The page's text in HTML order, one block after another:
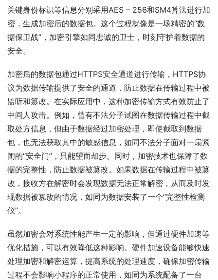
关键身份标识等信息分别采用AES – 256和SM4算法进行加
密，生成加密后的数据包。这个过程就像是一场精密的“数
据保卫战”，加密引擎如同忠诚的卫士，时刻守护着数据的
安全。
加密后的数据包通过HTTPS安全通道进行传输，HTTPS协
议为数据传输提供了安全的通道，防止数据在传输过程中被
监听和篡改。在实际应用中，这种加密传输方式有效防止了
中间人攻击。例如，曾有不法分子试图在数据传输过程中截
取处方信息，但由于数据经过加密处理，即使截取到数据
包，也无法获取其中的敏感信息，如同不法分子面对一扇紧
闭的“安全门”，只能望而却步。同时，加密技术也保障了数
据的完整性，防止数据被篡改。如果数据在传输过程中被篡
改，接收方在解密时会发现数据无法正常解密，从而及时发
现数据被篡改的情况，如同为数据安装了一个“完整性检测
仪”。
虽然加密会对系统性能产生一定的影响，但通过硬件加速等
优化措施，可以有效降低这种影响。硬件加速设备能够快速
处理加密和解密运算，提高系统的处理速度，确保加密传输
过程不会影响小程序的正常使用，如同为系统配备了一台